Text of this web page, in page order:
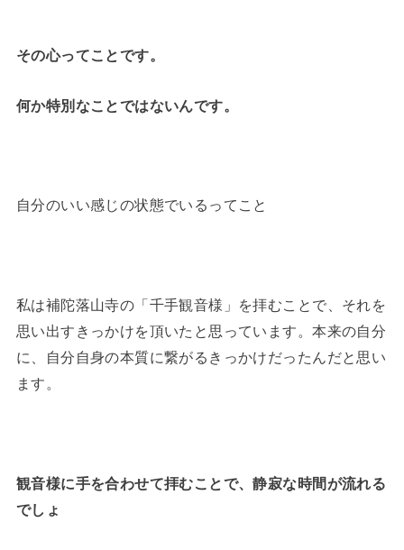
その心ってことです。
何か特別なことではないんです。
自分のいい感じの状態でいるってこと
私は補陀落山寺の「千手観音様」を拝むことで、それを
思い出すきっかけを頂いたと思っています。本来の自分
に、自分自身の本質に繋がるきっかけだったんだと思い
ます。
観音様に手を合わせて拝むことで、静寂な時間が流れる
でしょ